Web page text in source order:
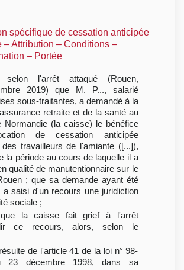
spécifique de cessation anticipée
– Attribution – Conditions –
– Portée
selon l'arrêt attaqué (Rouen,
2019) que M. P..., salarié
sous-traitantes, a demandé à la
retraite et de la santé au
Normandie (la caisse) le bénéfice
de cessation anticipée
des travailleurs de l'amiante ([...]),
la période au cours de laquelle il a
qualité de manutentionnaire sur le
; que sa demande ayant été
a saisi d'un recours une juridiction
sociale ;
que la caisse fait grief à l'arrêt
ce recours, alors, selon le
de l'article 41 de la loi n° 98-
23 décembre 1998, dans sa